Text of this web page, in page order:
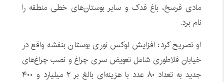
مادی فرسخ، باغ فدک و سایر بوستان‌های خطی منطقه را
نام برد.
او تصریح کرد: افزایش لوکس نوری بوستان بنفشه واقع در
خیابان فلاطوری شامل تعویض سری چراغ و نصب چراغ‌های
جدید به تعداد ۸۰ عدد با هزینه‌ای بالغ بر ۲ میلیارد و ۴۰۰